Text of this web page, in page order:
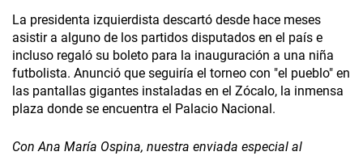
La presidenta izquierdista descartó desde hace meses
asistir a alguno de los partidos disputados en el país e
incluso regaló su boleto para la inauguración a una niña
futbolista. Anunció que seguiría el torneo con "el pueblo" en
las pantallas gigantes instaladas en el Zócalo, la inmensa
plaza donde se encuentra el Palacio Nacional.
Con Ana María Ospina, nuestra enviada especial al